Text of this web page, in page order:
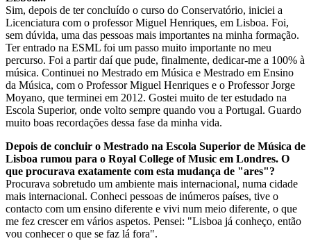
Sim, depois de ter concluído o curso do Conservatório, iniciei a
Licenciatura com o professor Miguel Henriques, em Lisboa. Foi,
sem dúvida, uma das pessoas mais importantes na minha formação.
Ter entrado na ESML foi um passo muito importante no meu
percurso. Foi a partir daí que pude, finalmente, dedicar-me a 100% à
música. Continuei no Mestrado em Música e Mestrado em Ensino
da Música, com o Professor Miguel Henriques e o Professor Jorge
Moyano, que terminei em 2012. Gostei muito de ter estudado na
Escola Superior, onde volto sempre quando vou a Portugal. Guardo
muito boas recordações dessa fase da minha vida.
Depois de concluir o Mestrado na Escola Superior de Música de
Lisboa rumou para o Royal College of Music em Londres. O
que procurava exatamente com esta mudança de "ares"?
Procurava sobretudo um ambiente mais internacional, numa cidade
mais internacional. Conheci pessoas de inúmeros países, tive o
contacto com um ensino diferente e vivi num meio diferente, o que
me fez crescer em vários aspetos. Pensei: "Lisboa já conheço, então
vou conhecer o que se faz lá fora".